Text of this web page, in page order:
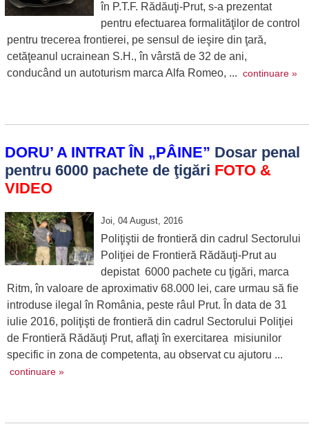
în P.T.F. Rădăuţi-Prut, s-a prezentat
pentru efectuarea formalităţilor de control
pentru trecerea frontierei, pe sensul de ieşire din ţară,
cetăţeanul ucrainean S.H., în vârstă de 32 de ani,
conducând un autoturism marca Alfa Romeo, ... continuare »
DORU’ A INTRAT ÎN „PÂINE” Dosar penal
pentru 6000 pachete de ţigări FOTO &
VIDEO
Joi, 04 August, 2016
Poliţiştii de frontieră din cadrul Sectorului
Poliţiei de Frontieră Rădăuţi-Prut au
depistat 6000 pachete cu ţigări, marca
Ritm, în valoare de aproximativ 68.000 lei, care urmau să fie
introduse ilegal în România, peste râul Prut. În data de 31
iulie 2016, poliţişti de frontieră din cadrul Sectorului Poliţiei
de Frontieră Rădăuţi Prut, aflaţi în exercitarea misiunilor
specific in zona de competenta, au observat cu ajutoru ...
continuare »